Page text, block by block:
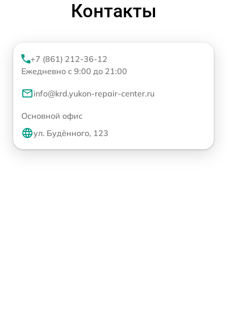
Контакты
+7 (861) 212-36-12
Ежедневно с 9:00 до 21:00
info@krd.yukon-repair-center.ru
Основной офис
ул. Будённого, 123